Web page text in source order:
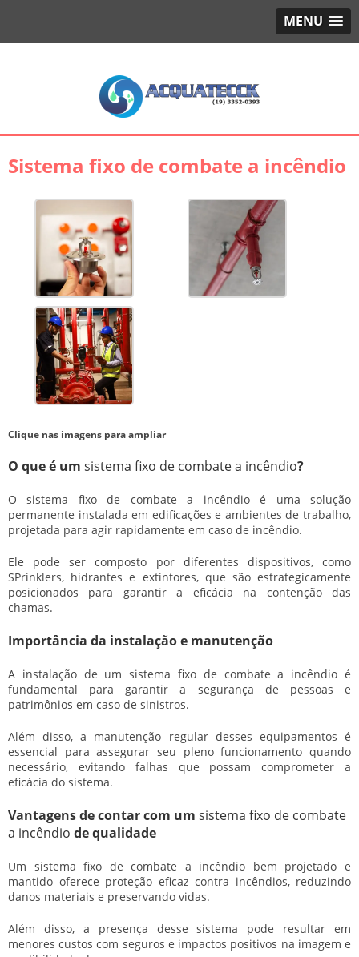
MENU
Sistema fixo de combate a incêndio
Clique nas imagens para ampliar
O que é um sistema fixo de combate a incêndio?
Osistema fixo de combate a incêndioé uma solução
permanente instalada em edificações e ambientes de trabalho,
projetada para agir rapidamente em caso de incêndio.
Ele pode ser composto por diferentes dispositivos, como
SPrinklers, hidrantes e extintores, que são estrategicamente
posicionados para garantir a eficácia na contenção das
chamas.
Importância da instalação e manutenção
A instalação de umsistema fixo de combate a incêndio é
fundamental para garantir a segurança de pessoas e
patrimônios em caso de sinistros.
Além disso, a manutenção regular desses equipamentos é
essencial para assegurar seu pleno funcionamento quando
necessário, evitando falhas que possam comprometer a
eficácia do sistema.
Vantagens de contar com um sistema fixo de combate
a incêndio de qualidade
Um sistema fixo de combate a incêndio bem projetado e
mantido oferece proteção eficaz contra incêndios, reduzindo
danos materiais e preservando vidas.
Além disso, a presença desse sistema pode resultar em
menores custos com seguros e impactos positivos na imagem e